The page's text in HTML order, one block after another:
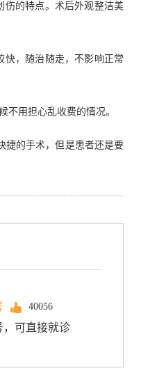
的特点。术后外观整洁美
，随治随走，不影响正常
用担心乱收费的情况。
捷的手术，但是患者还是要
40056
，可直接就诊